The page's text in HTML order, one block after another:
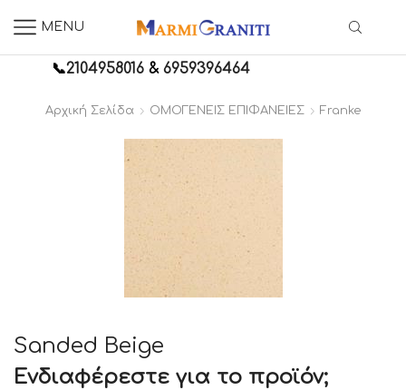
MENU
📞2104958016 &6959396464
Αρχική Σελίδα ΟΜΟΓΕΝΕΙΣ ΕΠΙΦΑΝΕΙΕΣ Franke
Sanded Beige
Ενδιαφέρεστε για το προϊόν;